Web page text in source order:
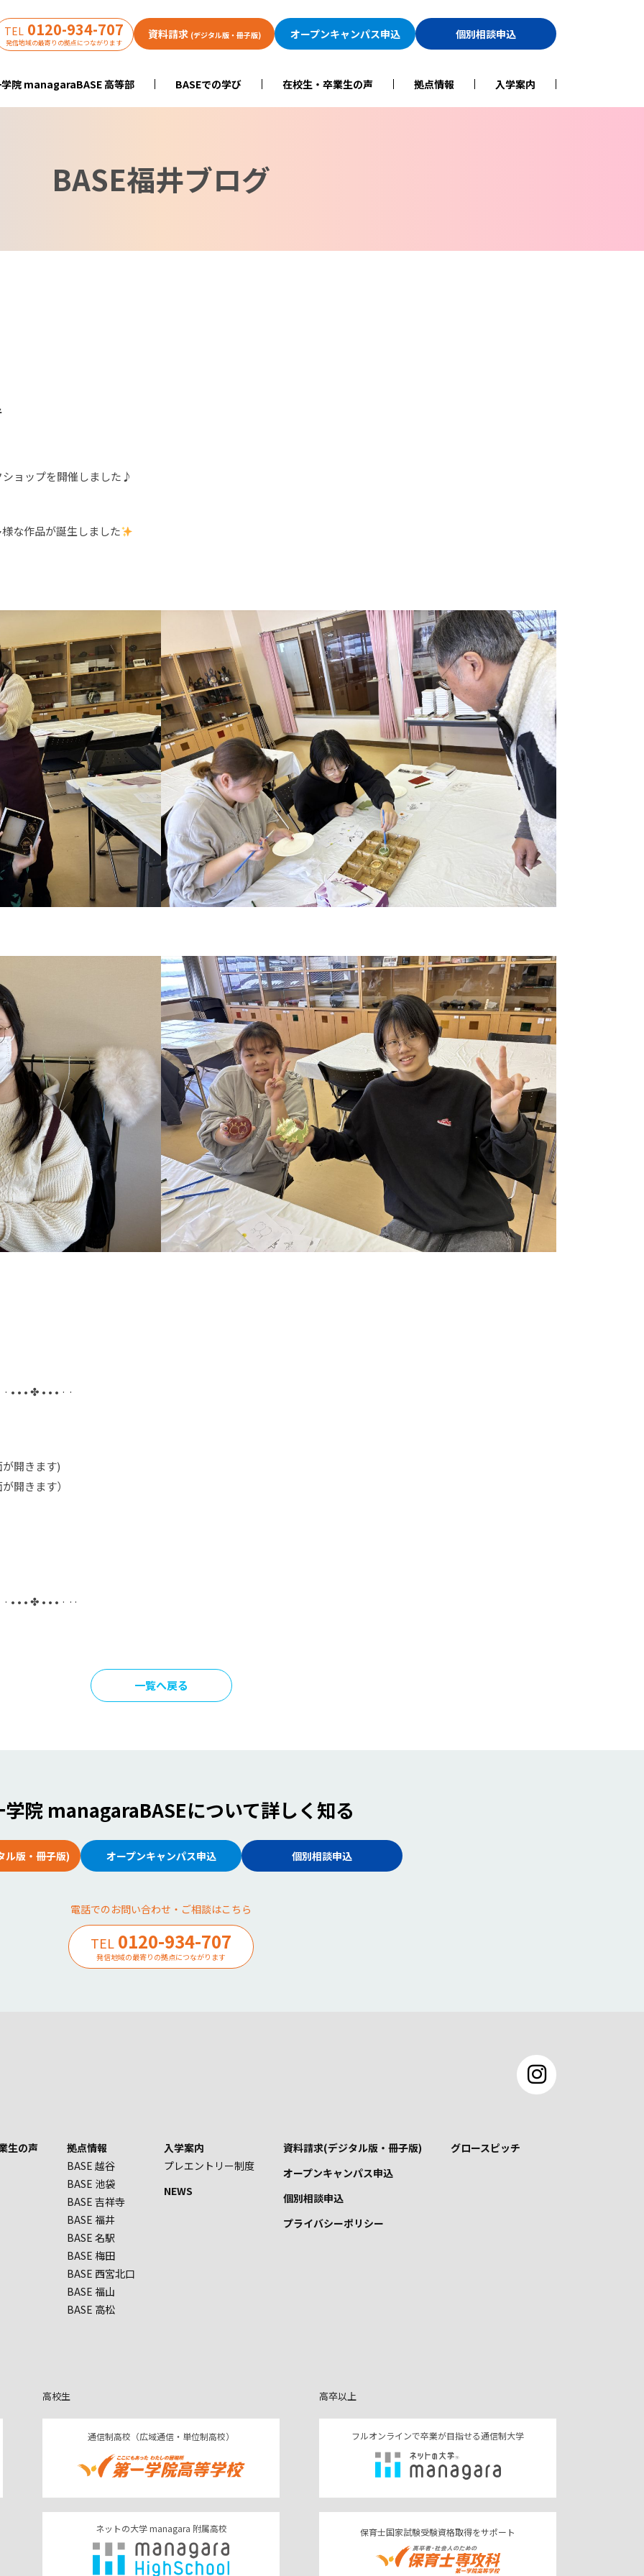
院 managaraBASE 高等部 BASEでの学び 在校生・卒業生の声 拠点情報 入学案内
TEL 0120-934-707
発信地域の最寄りの拠点につながります
資料請求 (デジタル版・冊子版) オープンキャンパス申込 個別相談申込
BASE福井ブログ
ョップを開催しました♪
な作品が誕生しました
• • • ✤ • • • · ·
開きます)
開きます）
• • • ✤ • • • · ··
一覧へ戻る
学院 managaraBASEについて詳しく知る
ル版・冊子版) オープンキャンパス申込 個別相談申込
電話でのお問い合わせ・ご相談はこちら
TEL 0120-934-707
発信地域の最寄りの拠点につながります
生の声
拠点情報
BASE 越谷
BASE 池袋
BASE 吉祥寺
BASE 福井
BASE 名駅
BASE 梅田
BASE 西宮北口
BASE 福山
BASE 高松
入学案内
プレエントリー制度
NEWS
資料請求(デジタル版・冊子版)
オープンキャンパス申込
個別相談申込
プライバシーポリシー
グロースピッチ
高校生
通信制高校（広域通信・単位制高校）
ネットの大学 managara 附属高校
高卒以上
フルオンラインで卒業が目指せる通信制大学
保育士国家試験受験資格取得をサポート